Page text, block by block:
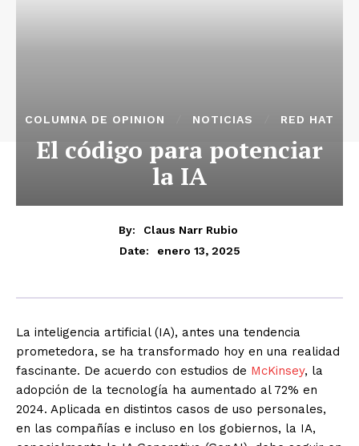
COLUMNA DE OPINION NOTICIAS RED HAT
El código para potenciar
la IA
By:
Claus Narr Rubio
Date:
enero 13, 2025
La inteligencia artificial (IA), antes una tendencia
prometedora, se ha transformado hoy en una realidad
fascinante. De acuerdo con estudios de McKinsey, la
adopción de la tecnología ha aumentado al 72% en
2024. Aplicada en distintos casos de uso personales,
en las compañías e incluso en los gobiernos, la IA,